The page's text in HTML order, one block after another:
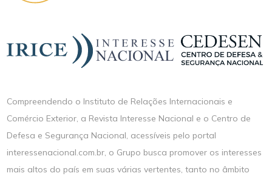
Compreendendo o Instituto de Relações Internacionais e
Comércio Exterior, a Revista Interesse Nacional e o Centro de
Defesa e Segurança Nacional, acessíveis pelo portal
interessenacional.com.br, o Grupo busca promover os interesses
mais altos do país em suas várias vertentes, tanto no âmbito